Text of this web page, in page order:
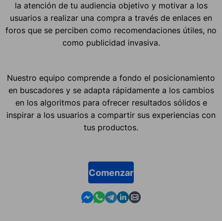
la atención de tu audiencia objetivo y motivar a los
usuarios a realizar una compra a través de enlaces en
foros que se perciben como recomendaciones útiles, no
como publicidad invasiva.
Nuestro equipo comprende a fondo el posicionamiento
en buscadores y se adapta rápidamente a los cambios
en los algoritmos para ofrecer resultados sólidos e
inspirar a los usuarios a compartir sus experiencias con
tus productos.
Comenzar
Contact us in Messenger
Contact us in WhatsApp
Contact us in Telegram
Contact us in Linkedin
Contact us by email